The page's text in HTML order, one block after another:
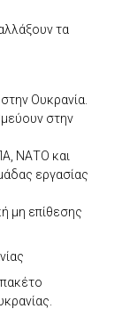
τα
Ουκρανία.
στην
ΝΑΤΟ και
εργασίας
μη επίθεσης